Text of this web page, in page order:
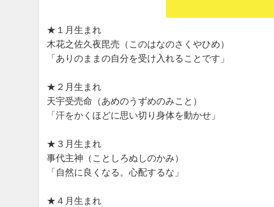
★１月生まれ
木花之佐久夜毘売（このはなのさくやひめ）
「ありのままの自分を受け入れることです」
★２月生まれ
天宇受売命（あめのうずめのみこと）
「汗をかくほどに思い切り身体を動かせ」
★３月生まれ
事代主神（ことしろぬしのかみ）
「自然に良くなる。心配するな」
★４月生まれ